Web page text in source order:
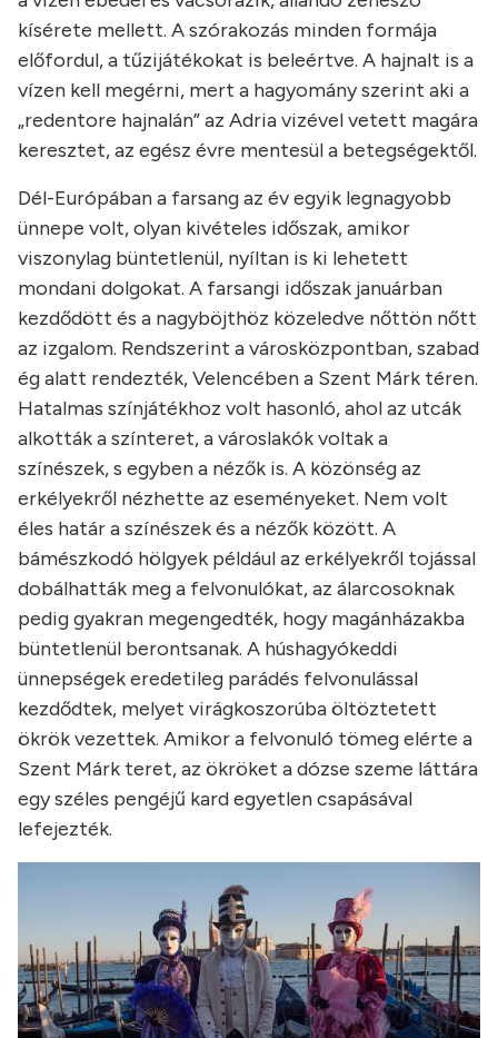
kísérete mellett. A szórakozás minden formája
előfordul, a tűzijátékokat is beleértve. A hajnalt is a
vízen kell megérni, mert a hagyomány szerint aki a
„redentore hajnalán” az Adria vizével vetett magára
keresztet, az egész évre mentesül a betegségektől.
Dél-Európában a farsang az év egyik legnagyobb
ünnepe volt, olyan kivételes időszak, amikor
viszonylag büntetlenül, nyíltan is ki lehetett
mondani dolgokat. A farsangi időszak januárban
kezdődött és a nagyböjthöz közeledve nőttön nőtt
az izgalom. Rendszerint a városközpontban, szabad
ég alatt rendezték, Velencében a Szent Márk téren.
Hatalmas színjátékhoz volt hasonló, ahol az utcák
alkották a színteret, a városlakók voltak a
színészek, s egyben a nézők is. A közönség az
erkélyekről nézhette az eseményeket. Nem volt
éles határ a színészek és a nézők között. A
bámészkodó hölgyek például az erkélyekről tojással
dobálhatták meg a felvonulókat, az álarcosoknak
pedig gyakran megengedték, hogy magánházakba
büntetlenül berontsanak. A húshagyókeddi
ünnepségek eredetileg parádés felvonulással
kezdődtek, melyet virágkoszorúba öltöztetett
ökrök vezettek. Amikor a felvonuló tömeg elérte a
Szent Márk teret, az ökröket a dózse szeme láttára
egy széles pengéjű kard egyetlen csapásával
lefejezték.